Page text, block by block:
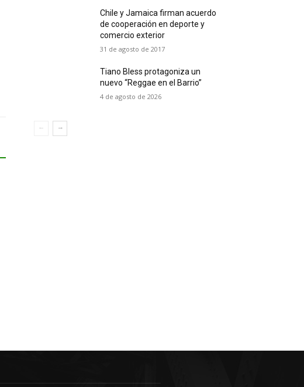
Chile y Jamaica firman acuerdo
de cooperación en deporte y
comercio exterior
31 de agosto de 2017
Tiano Bless protagoniza un
nuevo “Reggae en el Barrio”
4 de agosto de 2026